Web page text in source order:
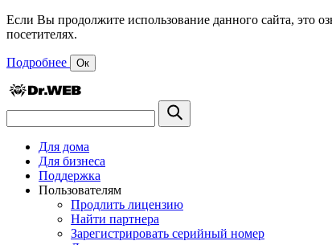
Если Вы продолжите использование данного сайта, это
посетителях.
Подробнее Ок
Для дома
Для бизнеса
Поддержка
Пользователям
Продлить лицензию
Найти партнера
Зарегистрировать серийный номер